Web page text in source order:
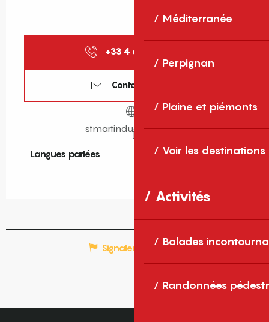
Méditerranée
Perpignan
Plaine et piémonts
Voir les destinations
Activités
Balades
Randonnées
+33 4 68 05 50
Contactez-nous
stmartinducanigou.org
Langues parlées
Langues parlées
Signaler une erreur